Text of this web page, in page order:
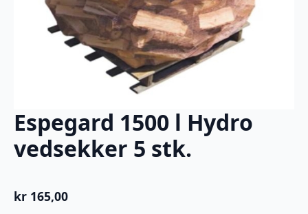
Espegard 1500 l Hydro
vedsekker 5 stk.
kr 165,00